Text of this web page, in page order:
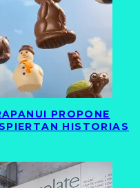
PROPONE
HISTORIAS